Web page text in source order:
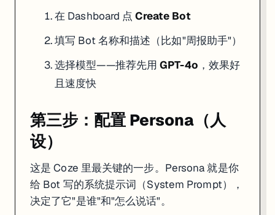
第五步：测试对话
右侧预览面板直接跟 Bot 对话。注意观察：
回答是否符合你的 Persona 设定
插件有没有被正确调用（会显示 Plugin 调用记录）
多轮对话记忆是否正常
不满意就回去改 Persona，这个过程就像调 Prompt 一样需要迭代。
第六步：发布
测试满意后，点顶部 Publish按钮：
选择发布渠道（Discord / Telegram / API / Web Widget）
按照引导完成平台授权
点 Publish，上线完成
在 Dashboard 点Create Bot
填写 Bot 名称和描述（比如"周报助手"）
选择模型——推荐先用GPT-4o ，效果好
且速度快
第三步：配置 Persona（人
设）
这是 Coze 里最关键的一步。Persona 就是你
给 Bot 写的系统提示词（System Prompt），
决定了它"是谁"和"怎么说话"。